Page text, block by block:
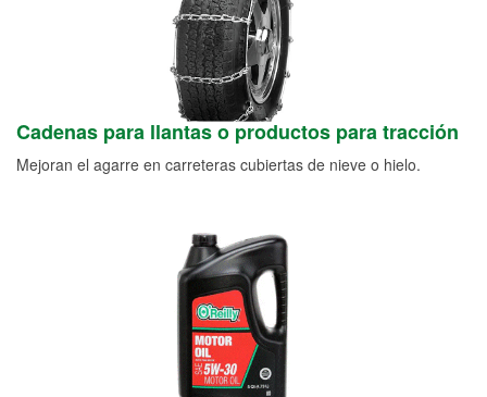
Cadenas para llantas o productos para tracción
Mejoran el agarre en carreteras cubiertas de nieve o hielo.